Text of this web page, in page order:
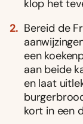
klop het
Bereid de
een
aan beide
en laat
kort in een